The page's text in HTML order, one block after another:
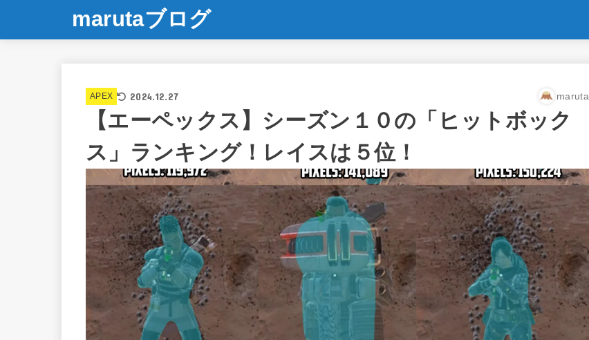
marutaブログ
APEX 2024.12.27 maruta
【エーペックス】シーズン１０の「ヒットボック
ス」ランキング！レイスは５位！